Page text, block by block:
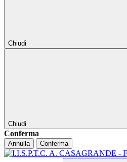
Chiudi
Chiudi
Conferma
Annulla Conferma